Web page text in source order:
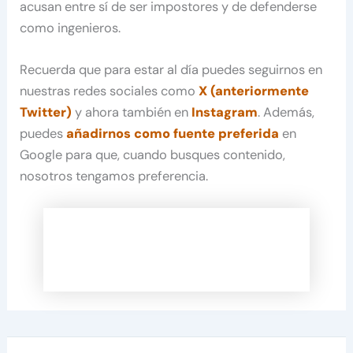
acusan entre sí de ser impostores y de defenderse
como ingenieros.
Recuerda que para estar al día puedes seguirnos en
nuestras redes sociales comoX (anteriormente
Twitter) y ahora también en Instagram. Además,
puedesañadirnos como fuente preferida en
Google para que, cuando busques contenido,
nosotros tengamos preferencia.